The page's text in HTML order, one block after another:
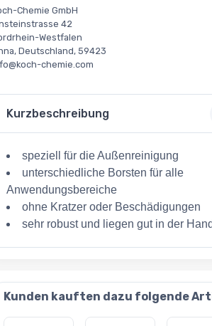
Chemie GmbH
42
Westfalen
Deutschland, 59423
chemie.com
Kurzbeschreibung
speziell für die Außenreinigung
unterschiedliche Borsten für alle
Anwendungsbereiche
ohne Kratzer oder Beschädigungen
sehr robust und liegen gut in der Hand
Kunden kauften dazu folgende